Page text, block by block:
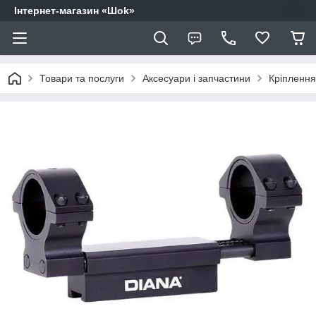
Інтернет-магазин «Шоk»
Товари та послуги Аксесуари і запчастини Кріплення